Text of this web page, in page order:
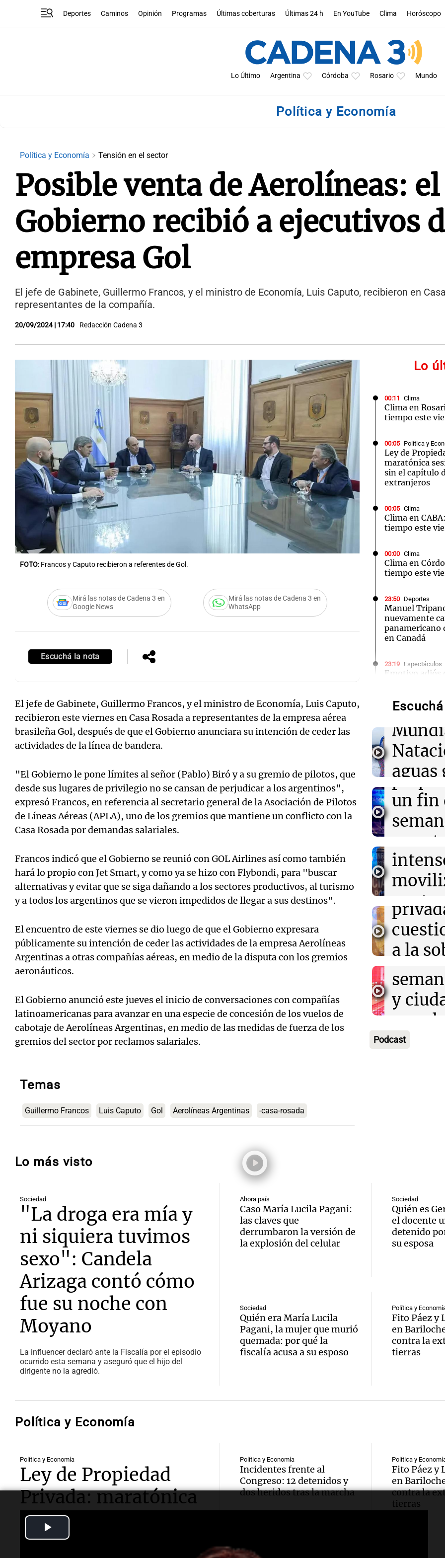
Deportes Caminos Opinión Programas Últimas coberturas Últimas 24 h En YouTube Clima Horóscopo
Lo Último Argentina Córdoba Rosario Mundo
Política y Economía
Política y Economía Tensión en el sector
Posible venta de Aerolíneas: el
Gobierno recibió a ejecutivos
empresa Gol
El jefe de Gabinete, Guillermo Francos, y el ministro de Economía, Luis Caputo, recibieron en
representantes de la compañía.
20/09/2024 | 17:40 Redacción Cadena 3
FOTO: Francos y Caputo recibieron a referentes de Gol.
Mirá las notas de Cadena 3 en
Google News
Mirá las notas de Cadena 3 en
WhatsApp
Escuchá la nota
El jefe de Gabinete, Guillermo Francos, y el ministro de Economía, Luis Caputo,
recibieron este viernes en Casa Rosada a representantes de la empresa aérea
brasileña Gol, después de que el Gobierno anunciara su intención de ceder las
actividades de la línea de bandera.
"El Gobierno le pone límites al señor (Pablo) Biró y a su gremio de pilotos, que
desde sus lugares de privilegio no se cansan de perjudicar a los argentinos",
expresó Francos, en referencia al secretario general de la Asociación de Pilotos
de Líneas Aéreas (APLA), uno de los gremios que mantiene un conflicto con la
Casa Rosada por demandas salariales.
Francos indicó que el Gobierno se reunió con GOL Airlines así como también
hará lo propio con Jet Smart, y como ya se hizo con Flybondi, para "buscar
alternativas y evitar que se siga dañando a los sectores productivos, al turismo
y a todos los argentinos que se vieron impedidos de llegar a sus destinos".
El encuentro de este viernes se dio luego de que el Gobierno expresara
públicamente su intención de ceder las actividades de la empresa Aerolíneas
Argentinas a otras compañías aéreas, en medio de la disputa con los gremios
aeronáuticos.
El Gobierno anunció este jueves el inicio de conversaciones con compañías
latinoamericanas para avanzar en una especie de concesión de los vuelos de
cabotaje de Aerolíneas Argentinas, en medio de las medidas de fuerza de los
gremios del sector por reclamos salariales.
Temas
Guillermo Francos Luis Caputo Gol Aerolíneas Argentinas -casa-rosada
Lo
00:11 Clima
Clima en
tiempo este
00:05 Política y
Ley de
maratónica
sin el capítulo
extranjeros
00:05 Clima
Clima en
tiempo este
00:00 Clima
Clima en
tiempo este
23:50 Deportes
Manuel
nuevamente
panamericano
en Canadá
23:19 Espectáculos
Emotivo adiós
Intensas
impactan
ocasiones
semana
Incidentes
detenidos y
marcha
polar llega
agosto tras
Audio.
aguas
frente
Turno
Audio.
un fin
y
ley de
Panorama
Episodios
Audio.
Panorama
Episodios
Audio.
el
a la
digital
Panorama
Episodios
Audio.
un fin
y
contra
Audio.
Audio.
Panorama
Episodios
la
de
Amamos
clave
Panorama
Episodios
Audio.
teatro
la
todos
jueves
Audio.
mano
La
Episodios
sobre
alertó
Niño
más
Audio.
sigue
Podcast
Lo más visto
Sociedad
"La droga era mía y
ni siquiera tuvimos
sexo": Candela
Arizaga contó cómo
fue su noche con
Moyano
La influencer declaró ante la Fiscalía por el episodio
ocurrido esta semana y aseguró que el hijo del
dirigente no la agredió.
Ahora país
Caso María Lucila Pagani:
las claves que
derrumbaron la versión de
la explosión del celular
Sociedad
Quién es
el docente
detenido
su esposa
Sociedad
Quién era María Lucila
Pagani, la mujer que murió
quemada: por qué la
fiscalía acusa a su esposo
Política y
Fito Páez y
en
contra la
tierras
Política y Economía
Política y Economía
Ley de Propiedad
Privada: maratónica
sesión en el Senado
sin el capítulo de
Política y Economía
Incidentes frente al
Congreso: 12 detenidos y
dos heridos tras la marcha
Política y
Fito Páez y
en
contra la
tierras
Mundial 2026
Notas
El huracán de Arequito Cadena 3